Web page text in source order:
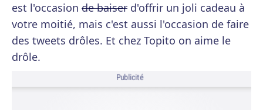
est l'occasion de baiser d'offrir un joli cadeau à
votre moitié, mais c'est aussi l'occasion de faire
des tweets drôles. Et chez Topito on aime le
drôle.
Publicité